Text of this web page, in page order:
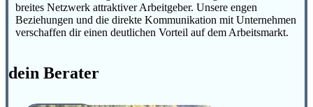
breites Netzwerk attraktiver Arbeitgeber. Unsere engen
Beziehungen und die direkte Kommunikation mit Unternehmen
verschaffen dir einen deutlichen Vorteil auf dem Arbeitsmarkt.
dein Berater